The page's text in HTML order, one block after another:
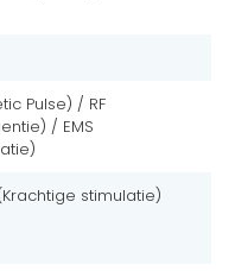
Pulse) / RF
/ EMS
stimulatie)